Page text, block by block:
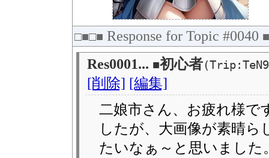
□■□■ Response for Topic #0040
Res0001... ■初心者
[削除] [編集]
二娘市さん、お疲れ様で
したが、大画像が素晴
たいなぁ～と思いました